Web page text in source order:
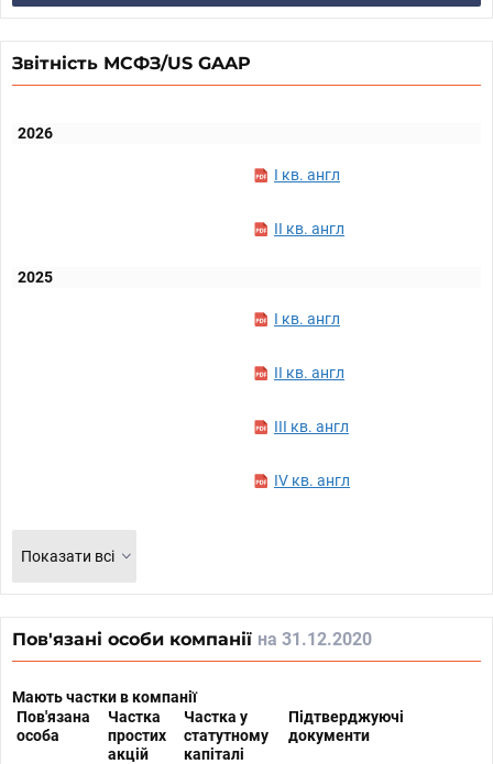
Звітність МСФЗ/US GAAP
2026
I кв. англ
II кв. англ
2025
I кв. англ
II кв. англ
III кв. англ
IV кв. англ
Показати всі
Пов'язані особи компанії на 31.12.2020
Мають частки в компанії
Пов'язана
особа
Частка
простих
акцій
Частка у
статутному
капіталі
Підтверджуючі
документи